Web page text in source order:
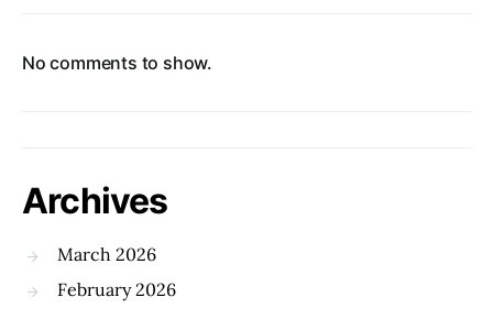
No comments to show.
Archives
March 2026
February 2026